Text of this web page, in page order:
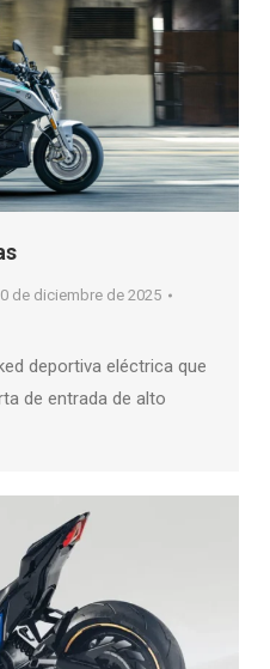
de diciembre de 2025
deportiva eléctrica que
de entrada de alto